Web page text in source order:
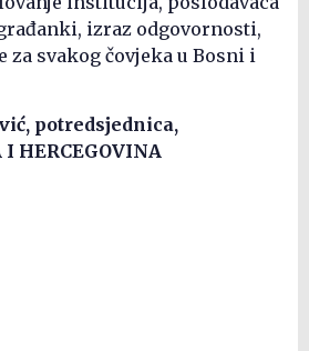
izraz odgovornosti,
svakog čovjeka u Bosni i
potredsjednica,
I HERCEGOVINA